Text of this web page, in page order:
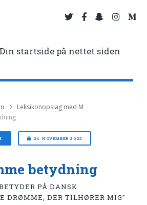
startside på nettet siden
Leksikonopslag med M
24. NOVEMBER 2025
betydning
PÅ DANSK
DRØMME, DER TILHØRER MIG”